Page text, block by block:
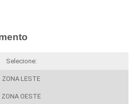
Selecione:
ZONA LESTE
ZONA OESTE